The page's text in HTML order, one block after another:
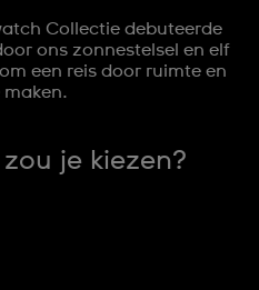
Collectie debuteerde
ons zonnestelsel en elf
een reis door ruimte en
je kiezen?